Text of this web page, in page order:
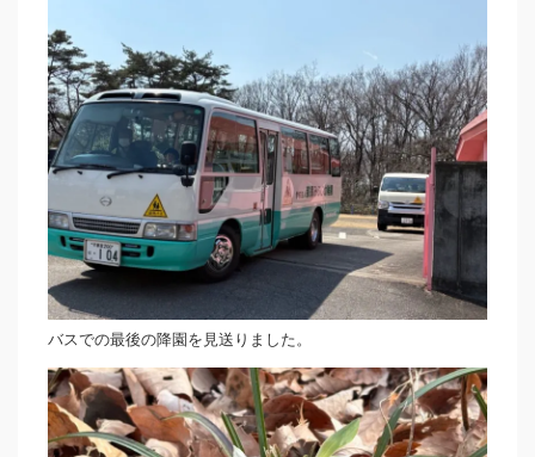
バスでの最後の降園を見送りました。